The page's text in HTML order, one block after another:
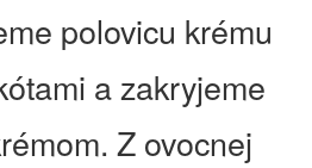
polovicu krému
a zakryjeme
Z ovocnej